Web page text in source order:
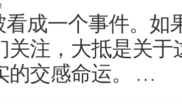
看成一个事件。如
关注，大抵是关于
的交感命运。 …